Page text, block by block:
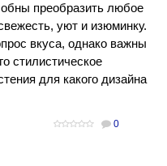
преобразить любое
уют и изюминку.
вкуса, однако важны
стилистическое
для какого дизайна
0